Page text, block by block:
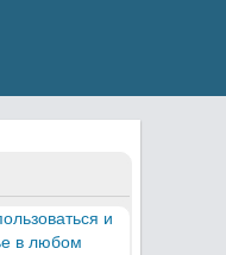
и
в любом